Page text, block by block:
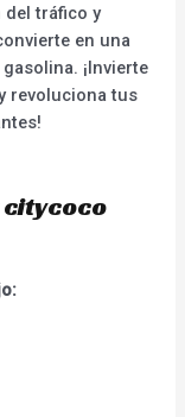
del tráfico y
en una
¡Invierte
revoluciona tus